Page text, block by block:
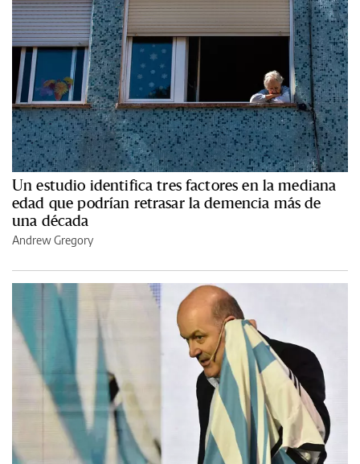
Un estudio identifica tres factores en la mediana
edad que podrían retrasar la demencia más de
una década
Andrew Gregory